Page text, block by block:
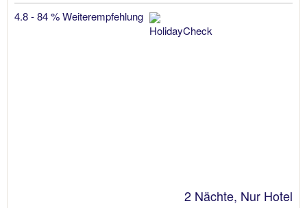
4.8 - 84 % Weiterempfehlung
2 Nächte, Nur Hotel